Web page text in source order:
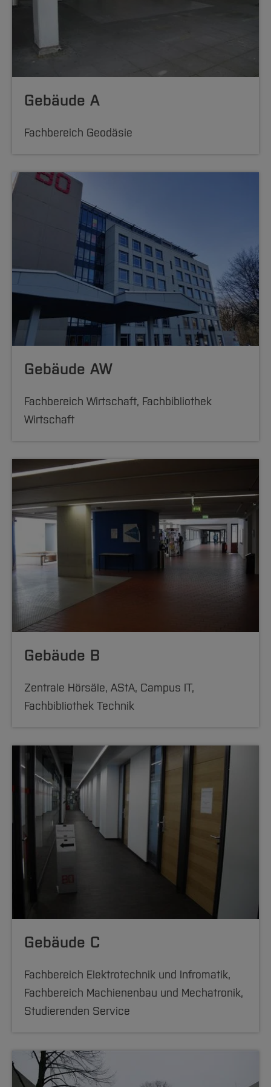
Gebäude A
Fachbereich Geodäsie
Gebäude AW
Fachbereich Wirtschaft, Fachbibliothek
Wirtschaft
Gebäude B
Zentrale Hörsäle, AStA, Campus IT,
Fachbibliothek Technik
Gebäude C
Fachbereich Elektrotechnik und Infromatik,
Fachbereich Machienenbau und Mechatronik,
Studierenden Service